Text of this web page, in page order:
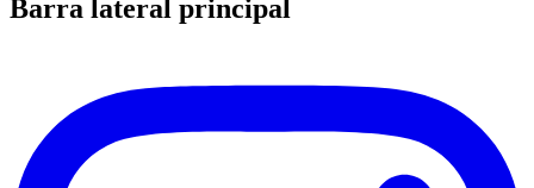
Barra lateral principal